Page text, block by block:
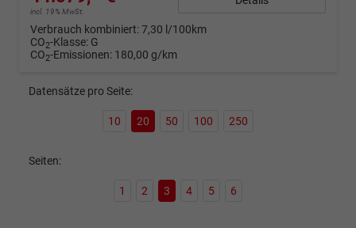
incl. 19% MwSt.
Verbrauch kombiniert:7,30 l/100km
CO2-Klasse: G
CO2-Emissionen: 180,00 g/km
Datensätze pro Seite:
10 20 50 100 250
Seiten:
1 2 3 4 5 6